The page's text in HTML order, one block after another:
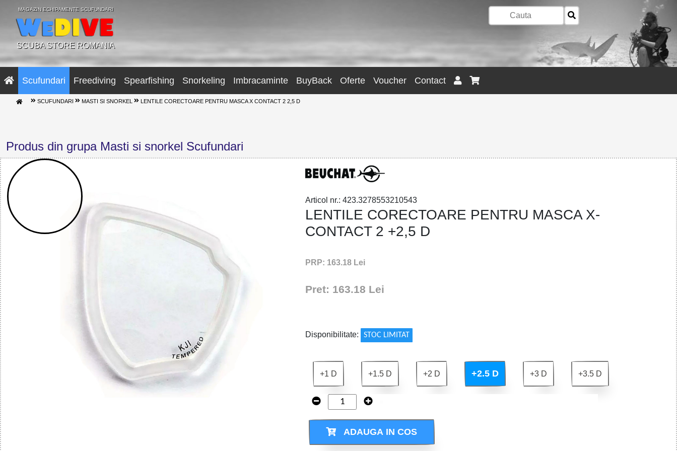
MAGAZIN ECHIPAMENTE SCUFUNDARI
SCUBA STORE ROMANIA
Scufundari Freediving Spearfishing Snorkeling Imbracaminte BuyBack Oferte Voucher Contact
SCUFUNDARI MASTI SI SNORKEL LENTILE CORECTOARE PENTRU MASCA X CONTACT 2 2,5 D
Produs din grupa Masti si snorkel Scufundari
Articol nr.: 423.3278553210543
LENTILE CORECTOARE PENTRU MASCA X-
CONTACT 2 +2,5 D
PRP: 163.18 Lei
Pret: 163.18 Lei
Disponibilitate: STOC LIMITAT
+1 D +1.5 D +2 D +2.5 D +3 D +3.5 D
ADAUGA IN COS